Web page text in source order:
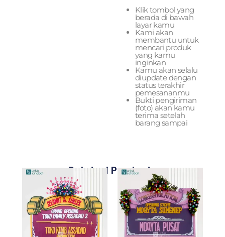
Klik tombol yang
berada di bawah
layar kamu
Kami akan
membantu untuk
mencari produk
yang kamu
inginkan
Kamu akan selalu
diupdate dengan
status terakhir
pemesananmu
Bukti pengiriman
(foto) akan kamu
terima setelah
barang sampai
Related Products
was:
is:
Rp999.000.